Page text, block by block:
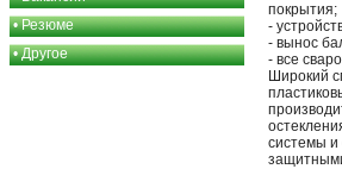
•Резюме
•Другое
покрытия;
-
- вынос
- все
Широкий
системы и